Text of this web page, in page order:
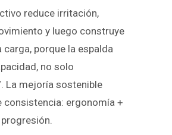
reduce irritación,
y luego construye
carga, porque la espalda
no solo
La mejoría sostenible
consistencia: ergonomía +